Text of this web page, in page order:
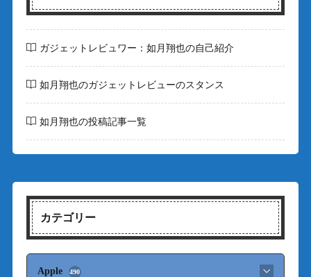
ガジェットレビュワー：如月翔也の自己紹介
如月翔也のガジェットレビューのスタンス
如月翔也の投稿記事一覧
カテゴリー
Apple 490